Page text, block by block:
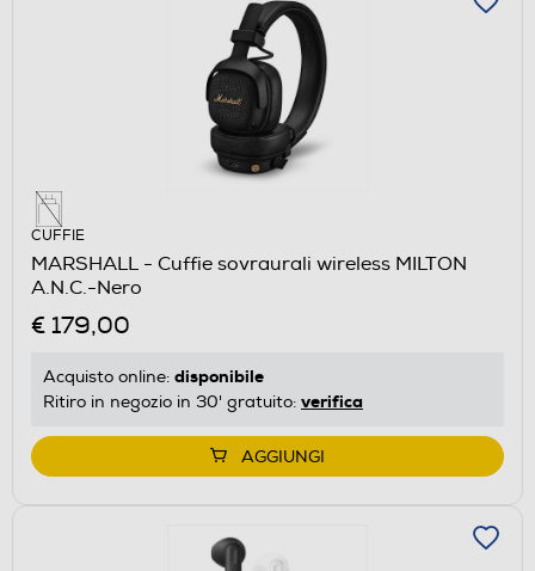
CUFFIE
MARSHALL - Cuffie sovraurali wireless MILTON
A.N.C.-Nero
€ 179,00
Acquisto online: disponibile
Ritiro in negozio in 30' gratuito: verifica
AGGIUNGI